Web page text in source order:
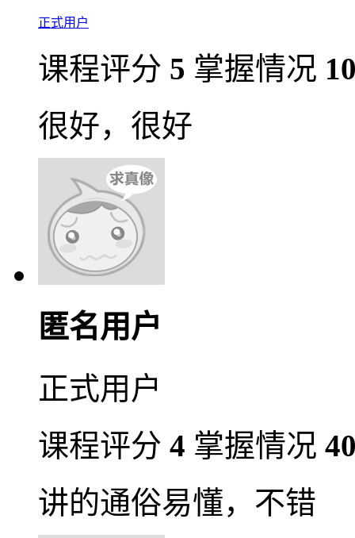
正式用户
课程评分 5 掌握情况
很好，很好
匿名用户
正式用户
课程评分 4 掌握情况
讲的通俗易懂，不错